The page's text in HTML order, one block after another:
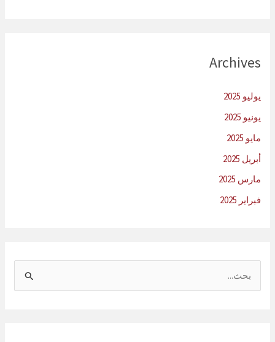
Archives
يوليو 2025
يونيو 2025
مايو 2025
أبريل 2025
مارس 2025
فبراير 2025